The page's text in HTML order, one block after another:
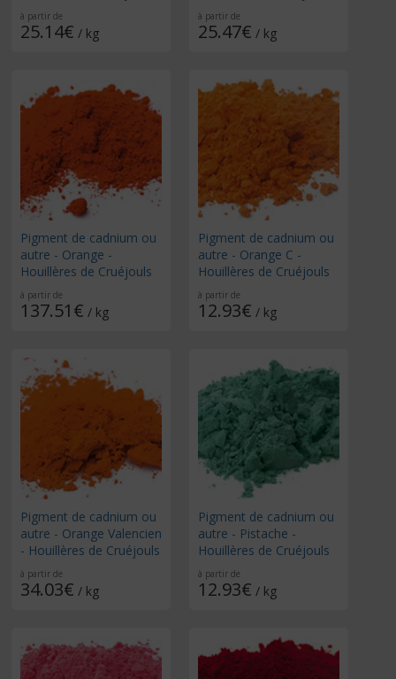
à partir de
25.14€ / kg
à partir de
25.47€ / kg
Pigment de cadnium ou
autre - Orange -
Houillères de Cruéjouls
à partir de
137.51€ / kg
Pigment de cadnium ou
autre - Orange C -
Houillères de Cruéjouls
à partir de
12.93€ / kg
Pigment de cadnium ou
autre - Orange Valencien
- Houillères de Cruéjouls
à partir de
34.03€ / kg
Pigment de cadnium ou
autre - Pistache -
Houillères de Cruéjouls
à partir de
12.93€ / kg